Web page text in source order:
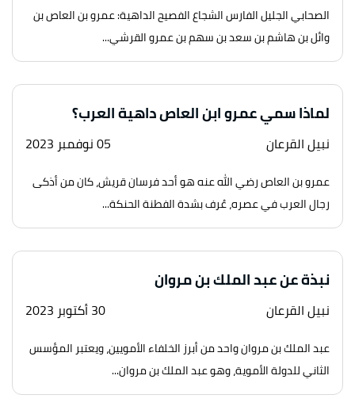
الصحابي الجليل الفارس الشجاع الفصيح الداهية: عمرو بن العاص بن
وائل بن هاشم بن سعد بن سهم بن عمرو القرشي...
لماذا سمي عمرو ابن العاص داهية العرب؟
نبيل القرعان 05 نوفمبر 2023
عمرو بن العاص رضي الله عنه هو أحد فرسان قريش، كان من أذكى
رجال العرب في عصره، عُرف بشدة الفطنة الحنكة...
نبذة عن عبد الملك بن مروان
نبيل القرعان 30 أكتوبر 2023
عبد الملك بن مروان واحد من أبرز الخلفاء الأمويين، ويعتبر المؤسس
الثاني للدولة الأموية، وهو عبد الملك بن مروان...